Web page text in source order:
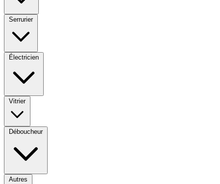
Serrurier
Électricien
Vitrier
Déboucheur
Autres